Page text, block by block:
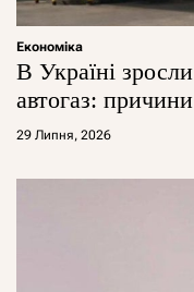
Економіка
В Україні
автогаз:
29 Липня, 2026